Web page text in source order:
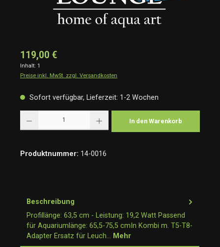
119,00 €
Inhalt: 1
Preise inkl. MwSt. zzgl. Versandkosten
Sofort verfügbar, Lieferzeit: 1-2 Wochen
In den Warenkorb
Produktnummer: 14-0016
Beschreibung
Profillänge: 63,5 cm - Leistung: 19,2 Watt Passend
für Aquariumlänge: 65,5-75,5 cmIn Kombi m. T5-T8-
Adapter Ersatz für Leuch… Mehr